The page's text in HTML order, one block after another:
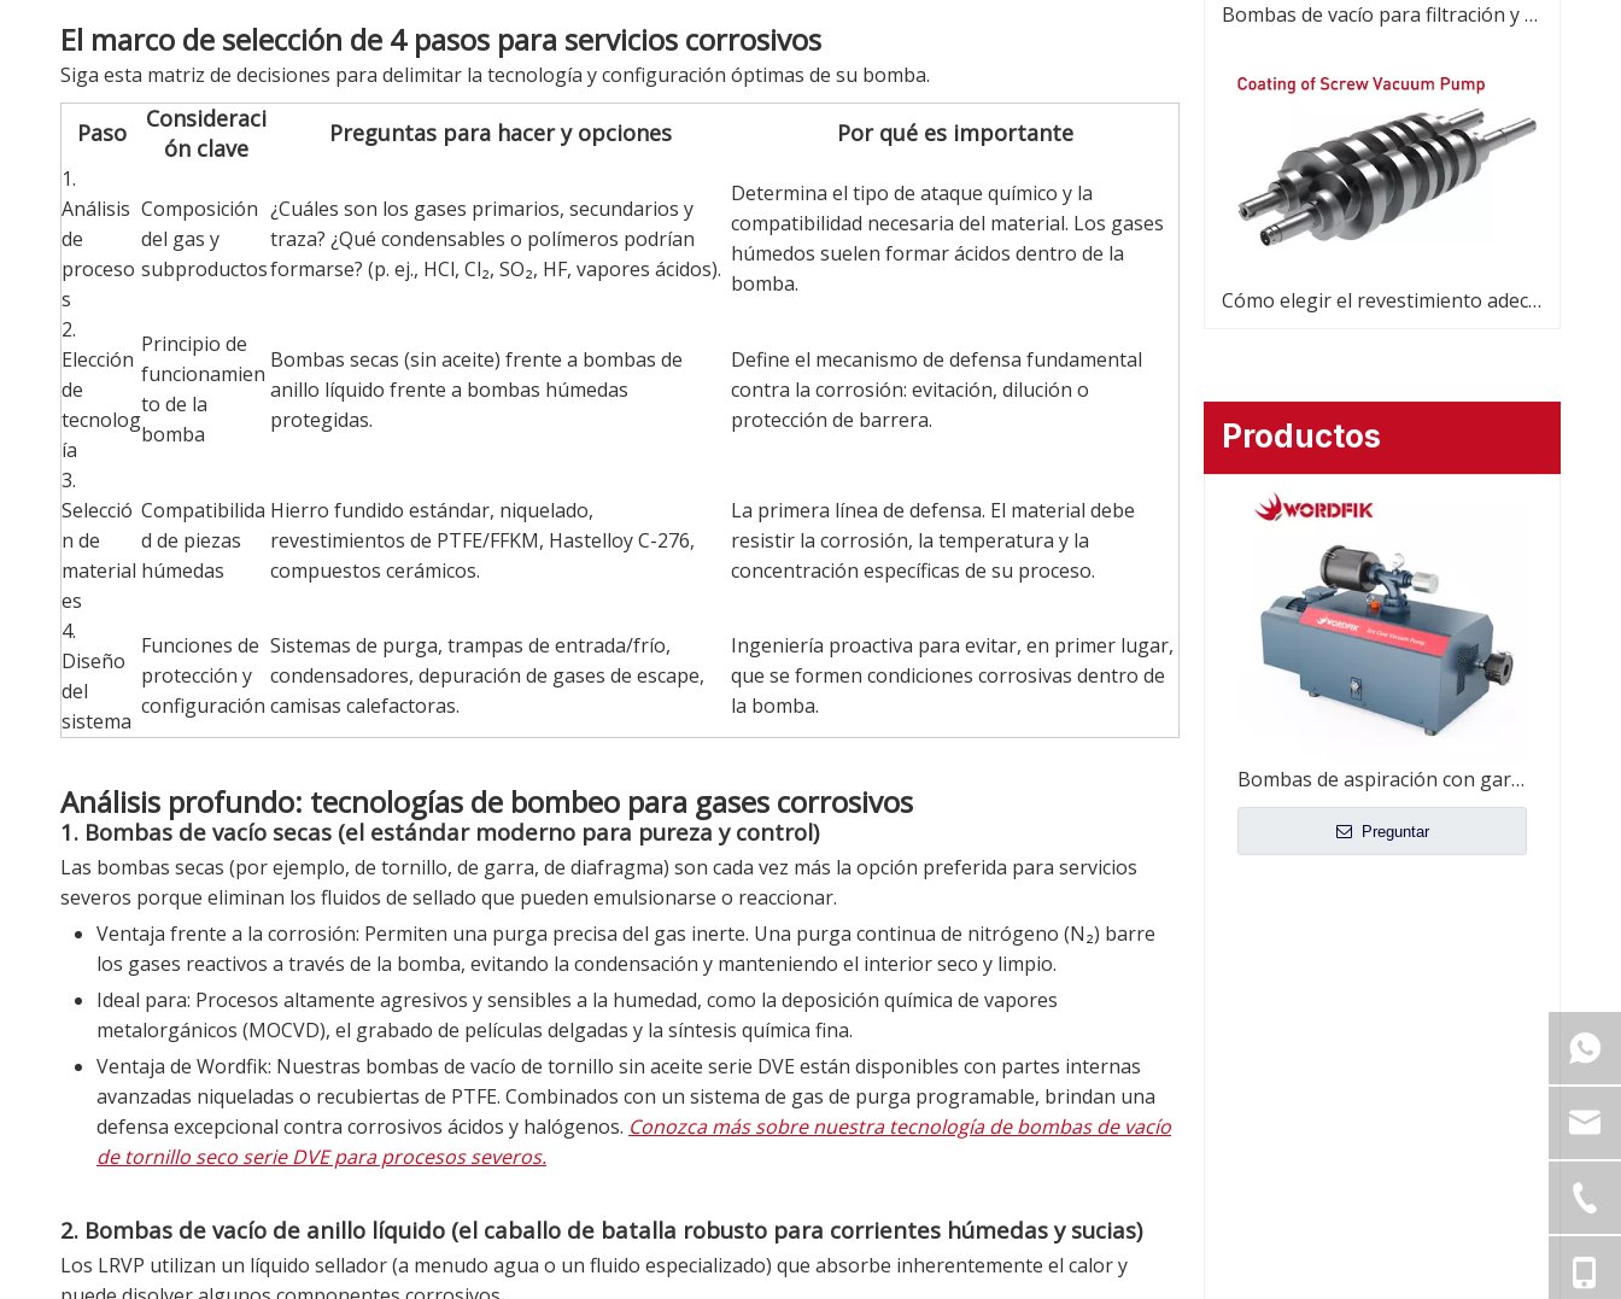
El marco de selección de 4 pasos para servicios corrosivos
Siga esta matriz de decisiones para delimitar la tecnología y configuración óptimas de su bomba.
Paso
Consideraci
ón clave
Preguntas para hacer y opciones Por qué es importante
1.
Análisis
de
proceso
s
Composición
del gas y
subproductos
¿Cuáles son los gases primarios, secundarios y
traza? ¿Qué condensables o polímeros podrían
formarse? (p. ej., HCl, Cl₂, SO₂, HF, vapores ácidos).
Determina el tipo de ataque químico y la
compatibilidad necesaria del material. Los gases
húmedos suelen formar ácidos dentro de la
bomba.
2.
Elección
de
tecnolog
ía
Principio de
funcionamien
to de la
bomba
Bombas secas (sin aceite) frente a bombas de
anillo líquido frente a bombas húmedas
protegidas.
Define el mecanismo de defensa fundamental
contra la corrosión: evitación, dilución o
protección de barrera.
3.
Selecció
n de
material
es
Compatibilida
d de piezas
húmedas
Hierro fundido estándar, niquelado,
revestimientos de PTFE/FFKM, Hastelloy C-276,
compuestos cerámicos.
La primera línea de defensa. El material debe
resistir la corrosión, la temperatura y la
concentración específicas de su proceso.
4.
Diseño
del
sistema
Funciones de
protección y
configuración
Sistemas de purga, trampas de entrada/frío,
condensadores, depuración de gases de escape,
camisas calefactoras.
Ingeniería proactiva para evitar, en primer lugar,
que se formen condiciones corrosivas dentro de
la bomba.
Análisis profundo: tecnologías de bombeo para gases corrosivos
1. Bombas de vacío secas (el estándar moderno para pureza y control)
Las bombas secas (por ejemplo, de tornillo, de garra, de diafragma) son cada vez más la opción preferida para servicios
severos porque eliminan los fluidos de sellado que pueden emulsionarse o reaccionar.
Ventaja frente a la corrosión: Permiten una purga precisa del gas inerte. Una purga continua de nitrógeno (N₂) barre
los gases reactivos a través de la bomba, evitando la condensación y manteniendo el interior seco y limpio.
Ideal para: Procesos altamente agresivos y sensibles a la humedad, como la deposición química de vapores
metalorgánicos (MOCVD), el grabado de películas delgadas y la síntesis química fina.
Ventaja de Wordfik: Nuestras bombas de vacío de tornillo sin aceite serie DVE están disponibles con partes internas
avanzadas niqueladas o recubiertas de PTFE. Combinados con un sistema de gas de purga programable, brindan una
defensa excepcional contra corrosivos ácidos y halógenos. Conozca más sobre nuestra tecnología de bombas de vacío
de tornillo seco serie DVE para procesos severos.
2. Bombas de vacío de anillo líquido (el caballo de batalla robusto para corrientes húmedas y sucias)
Los LRVP utilizan un líquido sellador (a menudo agua o un fluido especializado) que absorbe inherentemente el calor y
Bombas de vacío para filtración y separación
Cómo elegir el revestimiento adecuado para una bomba de vacío de tornillo
Productos
relacionados
Bombas de aspiración con garra de la serie Wordfik ZSV
Preguntar